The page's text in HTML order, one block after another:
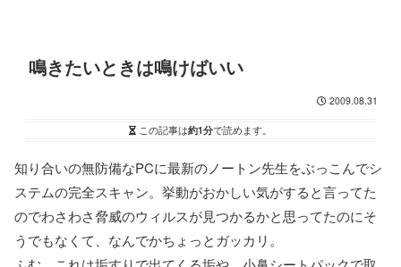
鳴きたいときは鳴けばいい
2009.08.31
この記事は約1分で読めます。
知り合いの無防備なPCに最新のノートン先生をぶっこんでシ
ステムの完全スキャン。挙動がおかしい気がすると言ってた
のでわさわさ脅威のウィルスが見つかるかと思ってたのにそ
うでもなくて、なんでかちょっとガッカリ。